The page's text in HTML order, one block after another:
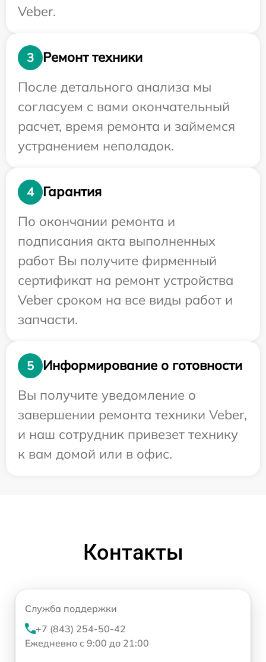
Veber.
3
Ремонт техники
После детального анализа мы
согласуем с вами окончательный
расчет, время ремонта и займемся
устранением неполадок.
4
Гарантия
По окончании ремонта и
подписания акта выполненных
работ Вы получите фирменный
сертификат на ремонт устройства
Veber сроком на все виды работ и
запчасти.
5
Информирование о готовности
Вы получите уведомление о
завершении ремонта техники Veber,
и наш сотрудник привезет технику
к вам домой или в офис.
Контакты
Служба поддержки
+7 (843) 254-50-42
Ежедневно с 9:00 до 21:00